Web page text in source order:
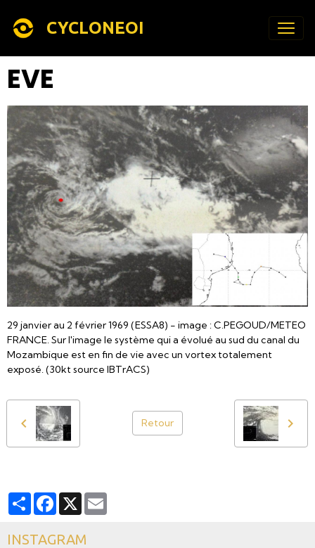
CYCLONEOI
EVE
29 janvier au 2 février 1969 (ESSA8) - image : C.PEGOUD/METEO
FRANCE. Sur l'image le système qui a évolué au sud du canal du
Mozambique est en fin de vie avec un vortex totalement
exposé. (30kt source IBTrACS)
Retour
PartagerFacebook
X
INSTAGRAM